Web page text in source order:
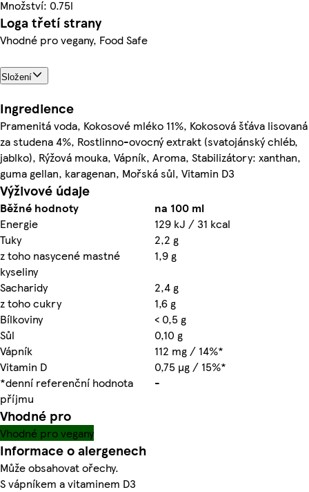
Množství: 0.75l
Loga třetí strany
Vhodné pro vegany, Food Safe
Složení
Ingredience
Pramenitá voda, Kokosové mléko 11%, Kokosová šťáva lisovaná
za studena 4%, Rostlinno-ovocný extrakt (svatojánský chléb,
jablko), Rýžová mouka, Vápník, Aroma, Stabilizátory: xanthan,
guma gellan, karagenan, Mořská sůl, Vitamin D3
Výživové údaje
Běžné hodnoty
na 100 ml
Energie
129 kJ / 31 kcal
Tuky
2,2 g
z toho nasycené mastné
kyseliny
1,9 g
Sacharidy
2,4 g
z toho cukry
1,6 g
Bílkoviny
< 0,5 g
Sůl
0,10 g
Vápník
112 mg / 14%*
Vitamin D
0,75 µg / 15%*
*denní referenční hodnota
příjmu
-
Vhodné pro
Vhodné pro vegany
Informace o alergenech
Může obsahovat ořechy.
S vápníkem a vitaminem D3